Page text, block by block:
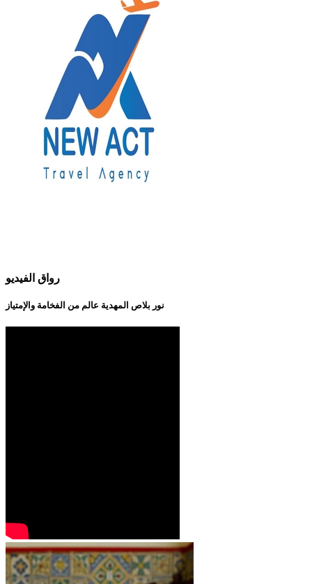
رواق الفيديو
نور بلاص المهدية عالم من الفخامة والإمتياز